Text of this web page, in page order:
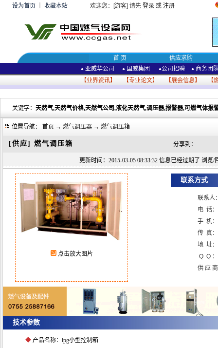
设为首页 收藏本站 欢迎您：[游客] 请先 登录或 注册
首 页 供应求购
● 亚威华公司 ● 国威集团 ●公司招聘 ● 商务团
【业界资讯】 【专业论文】 【展会信息】 【
关键字： 天然气,天然气价格,天然气公司,液化天然气,调压器,报警器,可燃气体
位置导航： 首页 → 燃气调压器 → 燃气调压箱
[供应] 燃气调压箱 分享到：
更新时间：2015-03-05 08:33:32 信息已经过期了 浏览/
点击放大图片
联系方式
联系人
电 话：
手 机：
传 真
地 址：
Q Q ：
供 应
技术参数
◆ 产品名称：lpg小型控制箱